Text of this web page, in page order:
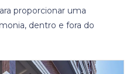
proporcionar uma
dentro e fora do